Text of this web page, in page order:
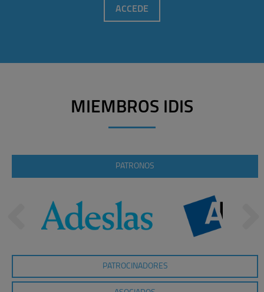
ACCEDE
MIEMBROS IDIS
PATRONOS
PATROCINADORES